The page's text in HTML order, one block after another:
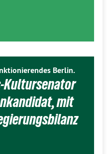
Berlin.
Kultursenator
mit